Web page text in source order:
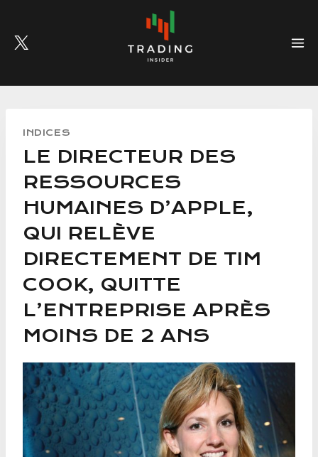
content
INDICES
LE DIRECTEUR DES
RESSOURCES
HUMAINES D’APPLE,
QUI RELÈVE
DIRECTEMENT DE TIM
COOK, QUITTE
L’ENTREPRISE APRÈS
MOINS DE 2 ANS